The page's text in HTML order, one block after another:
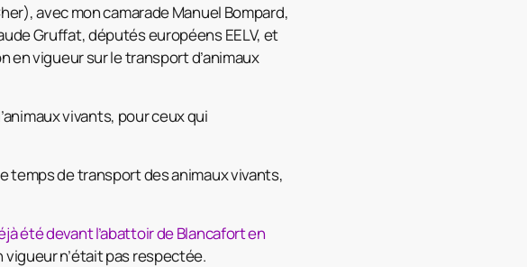
avec mon camarade Manuel Bompard,
Gruffat, députés européens EELV, et
en vigueur sur le transport d’animaux
vivants, pour ceux qui
temps de transport des animaux vivants,
été devant l’abattoir de Blancafort en
n’était pas respectée.